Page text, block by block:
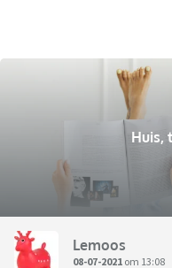
Huis,
Lemoos
08-07-2021 om 13:08